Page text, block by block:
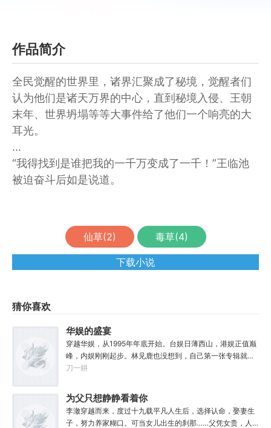
作品简介
全民觉醒的世界里，诸界汇聚成了秘境，觉醒者们
认为他们是诸天万界的中心，直到秘境入侵、王朝
末年、世界坍塌等等大事件给了他们一个响亮的大
耳光。
...
“我得找到是谁把我的一千万变成了一千！”王临池
被迫奋斗后如是说道。
仙草(2) 毒草(4)
下载小说
猜你喜欢
华娱的盛宴
穿越华娱，从1995年年底开始。台娱日薄西山，港娱正值巅
峰，内娱刚刚起步。林见鹿也没想到，自己第一张专辑就直
接打穿了两岸三地，直接封王了。这还怎么退休？
刀一耕
为父只想静静看着你
长生
李澈穿越而来，度过十九载平凡人生后，选择认命，娶妻生
子，努力养家糊口。可当女儿出生的刹那……父凭女贵，人